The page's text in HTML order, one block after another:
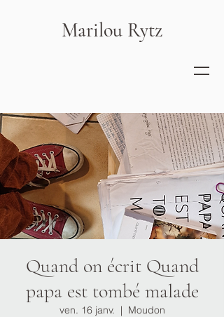
Marilou Rytz
Quand on écrit Quand
papa est tombé malade
ven. 16 janv.
  |
Moudon